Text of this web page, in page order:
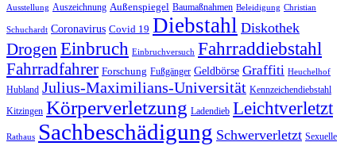
Ausstellung Auszeichnung Außenspiegel Baumaßnahmen Beleidigung Christian
Schuchardt Coronavirus Covid 19 Diebstahl Diskothek
Drogen Einbruch Einbruchversuch Fahrraddiebstahl
Fahrradfahrer Forschung Fußgänger Geldbörse Graffiti Heuchelhof
Hubland Julius-Maximilians-Universität Kennzeichendiebstahl
Kitzingen Körperverletzung Ladendieb Leichtverletzt
Rathaus Sachbeschädigung Schwerverletzt Sexuelle